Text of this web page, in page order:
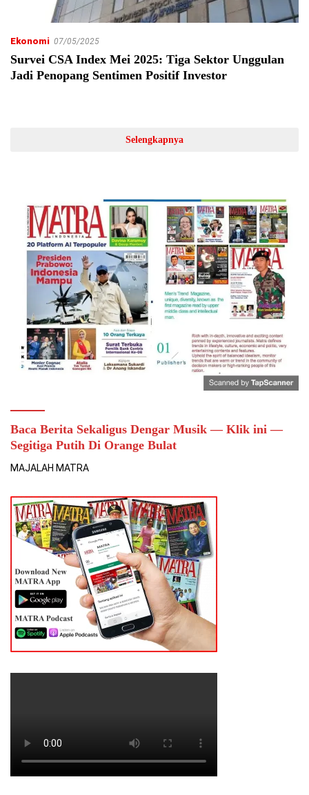
Ekonomi 07/05/2025
Survei CSA Index Mei 2025: Tiga Sektor Unggulan
Jadi Penopang Sentimen Positif Investor
Selengkapnya
Baca Berita Sekaligus Dengar Musik — Klik ini —
Segitiga Putih Di Orange Bulat
MAJALAH MATRA